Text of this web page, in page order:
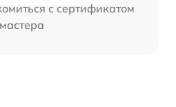
с сертификатом
мастера